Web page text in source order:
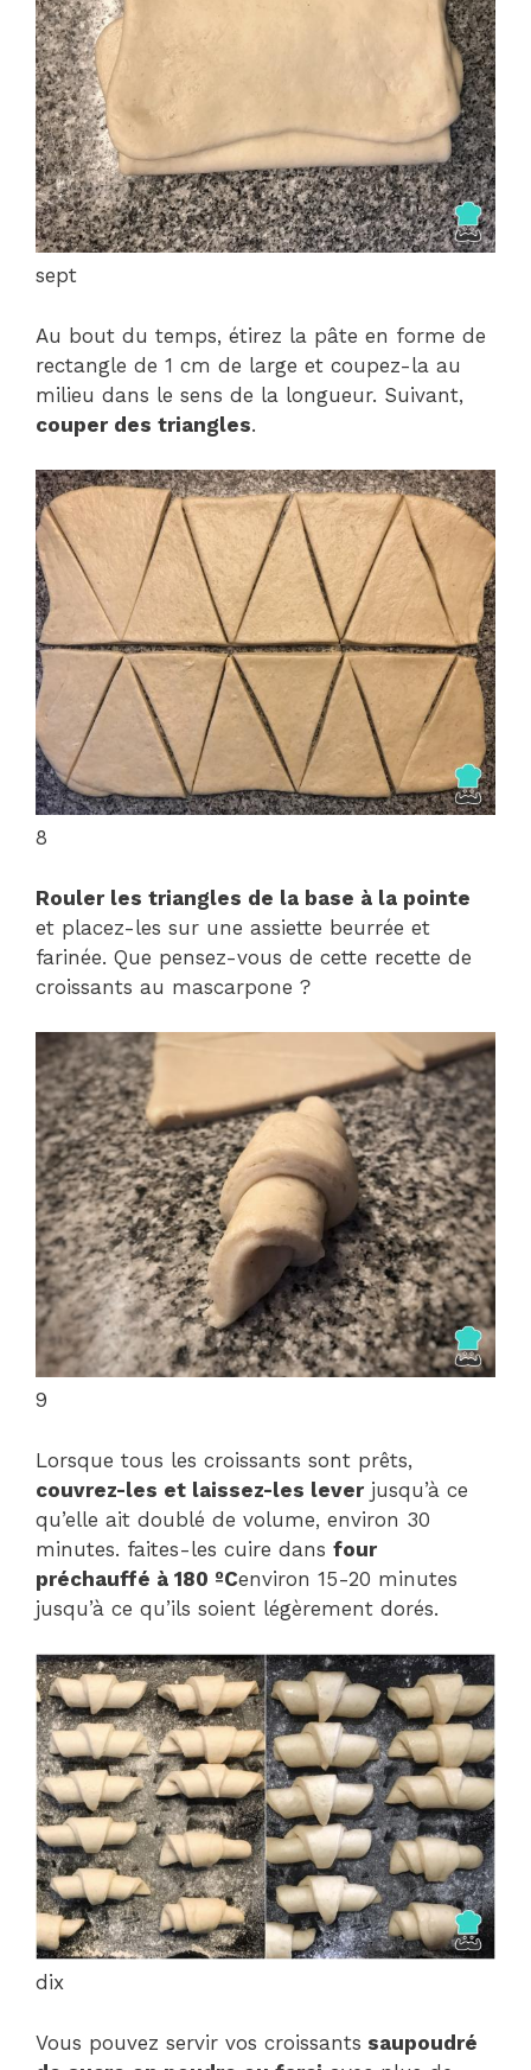
sept
Au bout du temps, étirez la pâte en forme de
rectangle de 1 cm de large et coupez-la au
milieu dans le sens de la longueur. Suivant,
couper des triangles.
8
Rouler les triangles de la base à la pointe
et placez-les sur une assiette beurrée et
farinée. Que pensez-vous de cette recette de
croissants au mascarpone ?
9
Lorsque tous les croissants sont prêts,
couvrez-les et laissez-les leverjusqu’à ce
qu’elle ait doublé de volume, environ 30
minutes. faites-les cuire dans four
préchauffé à 180 ºCenviron 15-20 minutes
jusqu’à ce qu’ils soient légèrement dorés.
dix
Vous pouvez servir vos croissants saupoudré